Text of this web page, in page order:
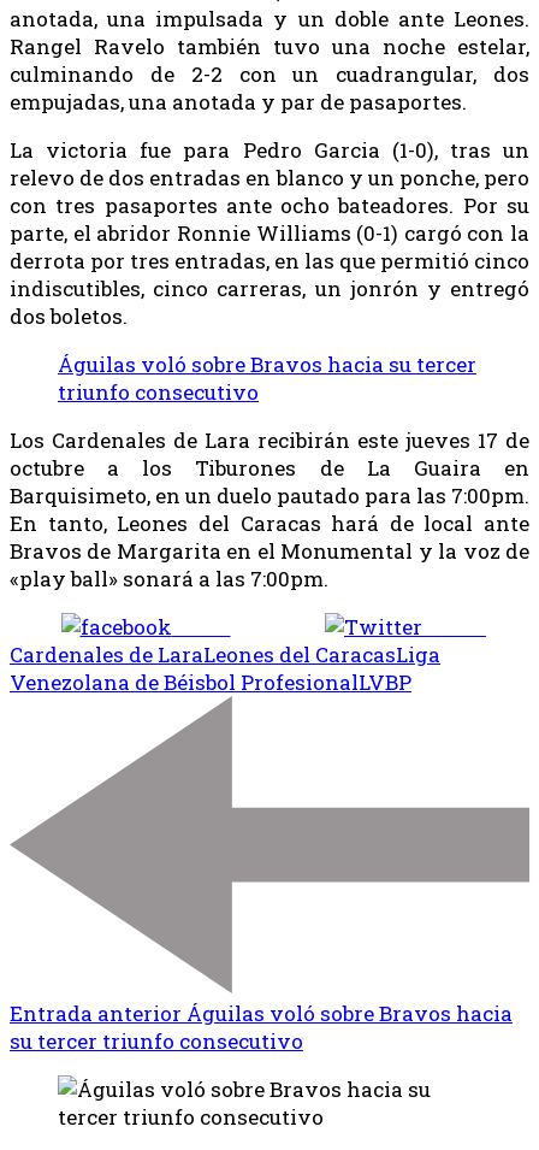
anotada, una impulsada y un doble ante Leones.
Rangel Ravelo también tuvo una noche estelar,
culminando de 2-2 con un cuadrangular, dos
empujadas, una anotada y par de pasaportes.
La victoria fue para Pedro Garcia (1-0), tras un
relevo de dos entradas en blanco y un ponche, pero
con tres pasaportes ante ocho bateadores. Por su
parte, el abridor Ronnie Williams (0-1) cargó con la
derrota por tres entradas, en las que permitió cinco
indiscutibles, cinco carreras, un jonrón y entregó
dos boletos.
Águilas voló sobre Bravos hacia su tercer
triunfo consecutivo
Los Cardenales de Lara recibirán este jueves 17 de
octubre a los Tiburones de La Guaira en
Barquisimeto, en un duelo pautado para las 7:00pm.
En tanto, Leones del Caracas hará de local ante
Bravos de Margarita en el Monumental y la voz de
«play ball» sonará a las 7:00pm.
Cardenales de LaraLeones del CaracasLiga
Venezolana de Béisbol ProfesionalLVBP
Entrada anterior Águilas voló sobre Bravos hacia
su tercer triunfo consecutivo